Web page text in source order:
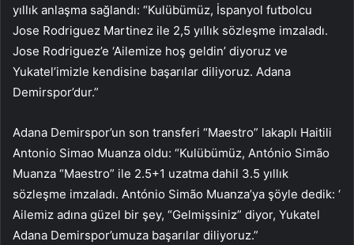
yıllık anlaşma sağlandı: “Kulübümüz, İspanyol futbolcu
Jose Rodriguez Martinez ile 2,5 yıllık sözleşme imzaladı.
Jose Rodriguez’e ‘Ailemize hoş geldin’ diyoruz ve
Yukatel’imizle kendisine başarılar diliyoruz. Adana
Demirspor’dur.”
Adana Demirspor’un son transferi “Maestro” lakaplı Haitili
Antonio Simao Muanza oldu: “Kulübümüz, António Simão
Muanza “Maestro” ile 2.5+1 uzatma dahil 3.5 yıllık
sözleşme imzaladı. António Simão Muanza’ya şöyle dedik: ‘
Ailemiz adına güzel bir şey, “Gelmişsiniz” diyor, Yukatel
Adana Demirspor’umuza başarılar diliyoruz.”